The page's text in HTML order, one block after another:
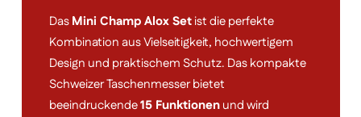
DasMini Champ Alox Setist die perfekte
Kombination aus Vielseitigkeit, hochwertigem
Design und praktischem Schutz. Das kompakte
Schweizer Taschenmesser bietet
beeindruckende15 Funktionenund wird